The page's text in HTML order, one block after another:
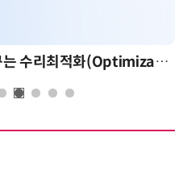
나: 폭증하는 AI 토큰 비용 관